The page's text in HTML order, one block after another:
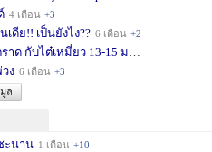
4 เดือน +3
ดีย!! เป็นยังไง?? 6 เดือน +2
ด กับไต๋เหมี่ยว 13-15 มก
ง 6 เดือน +3
ล
ะนาน 1 เดือน +10